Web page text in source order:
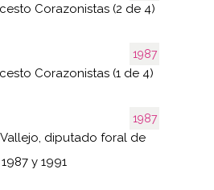
Corazonistas (2 de 4)
1987
Corazonistas (1 de 4)
1987
diputado foral de
y 1991